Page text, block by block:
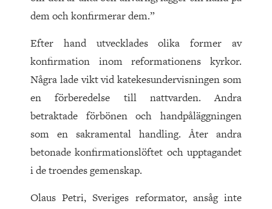
dem och konfirmerar dem.”
Efter hand utvecklades olika former av
konfirmation inom reformationens kyrkor.
Några lade vikt vid katekesundervisningen som
en förberedelse till nattvarden. Andra
betraktade förbönen och handpåläggningen
som en sakramental handling. Åter andra
betonade konfirmationslöftet och upptagandet
i de troendes gemenskap.
Olaus Petri, Sveriges reformator, ansåg inte